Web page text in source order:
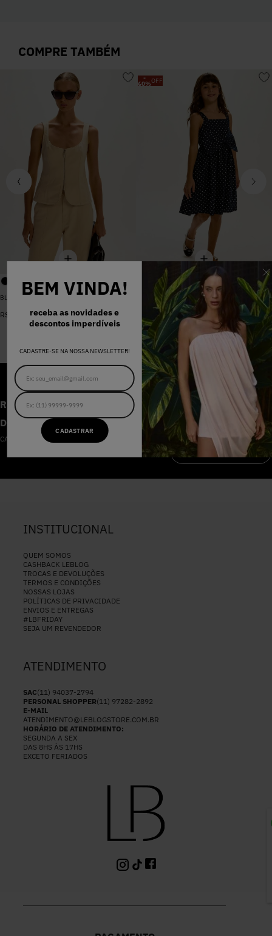
BEM VINDA!
receba as novidades e
descontos imperdíveis
CADASTRE-SE NA NOSSA NEWSLETTER!
CADASTRAR
COMPRE TAMBÉM
BLUSA SARJA LARA PEROLA
R$ 00
-
60%OFF
VESTIDO MADALENA AZUL MARINHO DOT
R$ 398,00
159,20
RECEBA AS NOVIDADES E
DESCONTOS IMPERDÍVEIS
CADASTRE-SE NA NOSSA NEWSLETTER
CADASTRAR
INSTITUCIONAL
QUEM SOMOS
CASHBACK LEBLOG
TROCAS E DEVOLUÇÕES
TERMOS E CONDIÇÕES
NOSSAS LOJAS
POLÍTICAS DE PRIVACIDADE
ENVIOS E ENTREGAS
#LBFRIDAY
SEJA UM REVENDEDOR
ATENDIMENTO
SAC(11) 94037-2794
PERSONAL SHOPPER(11) 97282-2892
E-MAIL
ATENDIMENTO@LEBLOGSTORE.COM.BR
HORÁRIO DE ATENDIMENTO:
SEGUNDA A SEX
DAS 8HS ÀS 17HS
EXCETO FERIADOS